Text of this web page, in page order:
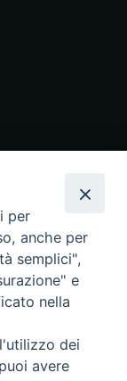
per
anche per
semplici",
e
nella
dei
avere